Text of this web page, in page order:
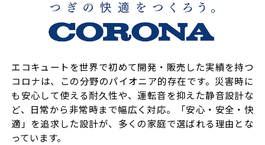
エコキュートを世界で初めて開発・販売した実績を持つ
コロナは、この分野のパイオニア的存在です。災害時に
も安心して使える耐久性や、運転音を抑えた静音設計な
ど、日常から非常時まで幅広く対応。「安心・安全・快
適」を追求した設計が、多くの家庭で選ばれる理由とな
っています。